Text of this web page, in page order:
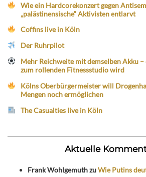
Wie ein Hardcorekonzert gegen
„palästinensische“ Aktivisten entlarvt
Coffins live in Köln
Der Ruhrpilot
Mehr Reichweite mit demselben Akku –
zum rollenden Fitnessstudio wird
Kölns Oberbürgermeister will
Mengen noch ermöglichen
The Casualties live in Köln
Aktuelle
Frank WohlgemuthzuWie Putins